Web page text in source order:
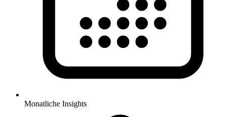
Monatliche Insights